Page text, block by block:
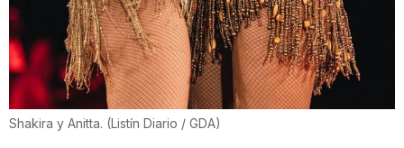
Shakira y Anitta. (Listín Diario / GDA)